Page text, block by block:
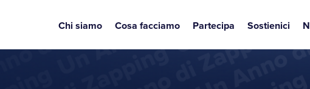
Chi siamo Cosa facciamo Partecipa Sostienici